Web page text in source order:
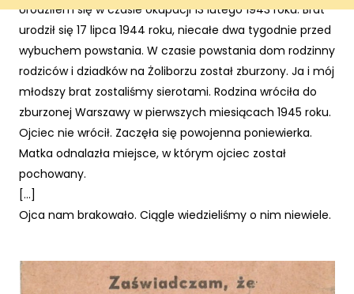
Urodziłem się w czasie okupacji 13 lutego 1943 roku. Brat
urodził się 17 lipca 1944 roku, niecałe dwa tygodnie przed
wybuchem powstania. W czasie powstania dom rodzinny
rodziców i dziadków na Żoliborzu został zburzony. Ja i mój
młodszy brat zostaliśmy sierotami. Rodzina wróciła do
zburzonej Warszawy w pierwszych miesiącach 1945 roku.
Ojciec nie wrócił. Zaczęła się powojenna poniewierka.
Matka odnalazła miejsce, w którym ojciec został
pochowany.
[...]
Ojca nam brakowało. Ciągle wiedzieliśmy o nim niewiele.